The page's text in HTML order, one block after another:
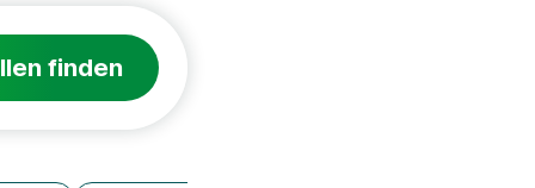
finden